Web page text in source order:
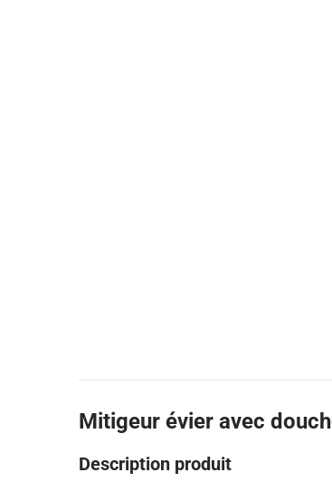
Mitigeur évier avec
Description produit